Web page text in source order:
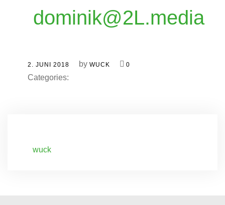
dominik@2L.media
2. JUNI 2018 by WUCK 0
Categories:
wuck